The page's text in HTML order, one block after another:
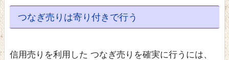
つなぎ売りは寄り付きで行う
信用売りを利用した つなぎ売りを確実に行うには、